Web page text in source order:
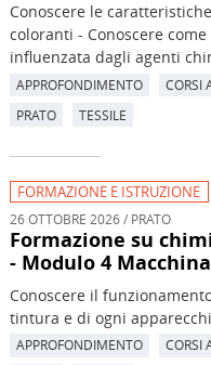
Conoscere le
coloranti - Conoscere
influenzata dagli agenti
APPROFONDIMENTO CORSI
PRATO
TESSILE
FORMAZIONE E ISTRUZIONE
26 OTTOBRE 2026 / PRATO
Formazione su
- Modulo 4
Conoscere il
tintura e di ogni
APPROFONDIMENTO CORSI